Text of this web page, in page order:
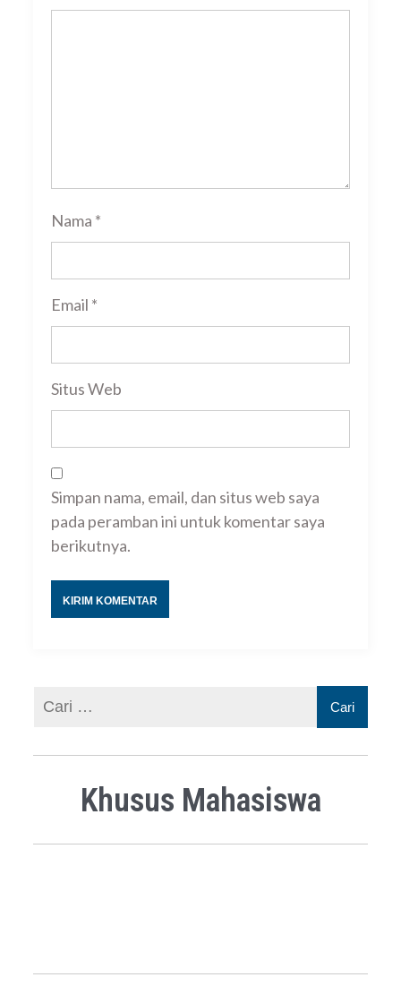
Nama *
Email *
Situs Web
Simpan nama, email, dan situs web saya
pada peramban ini untuk komentar saya
berikutnya.
Khusus Mahasiswa